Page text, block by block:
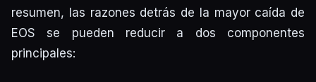
resumen, las razones detrás de la mayor caída de
EOS se pueden reducir a dos componentes
principales: